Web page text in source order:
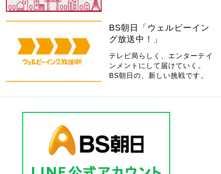
BS朝日「ウェルビーイン
グ放送中！」
テレビ局らしく、エンターテイ
ンメントにして届けていく。
BS朝日の、新しい挑戦です。